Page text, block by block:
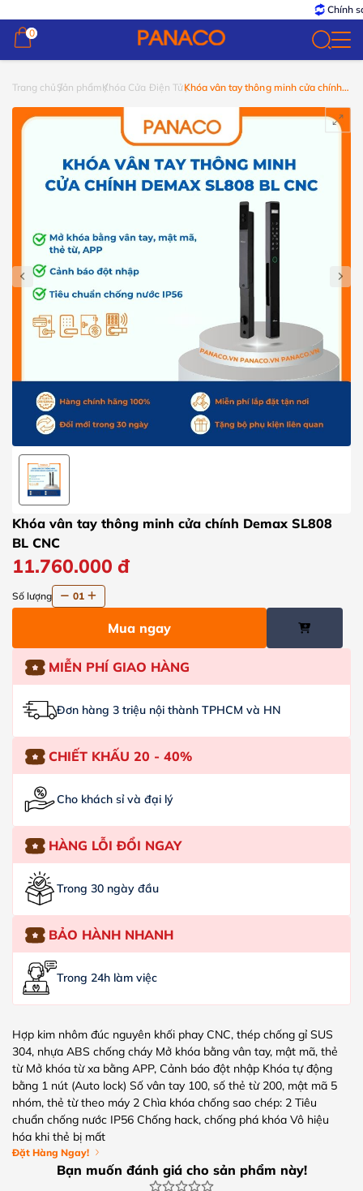
Chính
0
0
Trang chủ Sản phẩmKhóa Cửa Điện TửKhóa vân tay thông minh cửa chính
Khóa vân tay thông minh cửa chính Demax SL808
BL CNC
11.760.000 đ
Số lượng 01
Mua ngay
MIỄN PHÍ GIAO HÀNG
Đơn hàng 3 triệu nội thành TPHCM và HN
CHIẾT KHẤU 20 - 40%
Cho khách sỉ và đại lý
HÀNG LỖI ĐỔI NGAY
Trong 30 ngày đầu
BẢO HÀNH NHANH
Trong 24h làm việc
Hợp kim nhôm đúc nguyên khối phay CNC, thép chống gỉ SUS
304, nhựa ABS chống cháy Mở khóa bằng vân tay, mật mã, thẻ
từ Mở khóa từ xa bằng APP, Cảnh báo đột nhập Khóa tự động
bằng 1 nút (Auto lock) Số vân tay 100, số thẻ từ 200, mật mã 5
nhóm, thẻ từ theo máy 2 Chìa khóa chống sao chép: 2 Tiêu
chuẩn chống nước IP56 Chống hack, chống phá khóa Vô hiệu
hóa khi thẻ bị mất
Đặt Hàng Ngay!
Bạn muốn đánh giá cho sản phẩm này!